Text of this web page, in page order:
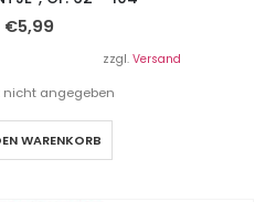
€5,99
zzgl. Versand
nicht angegeben
WARENKORB